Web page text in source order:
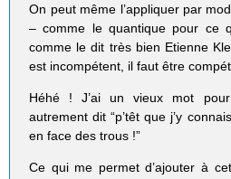
On peut même l’appliquer par
– comme le quantique pour ce
comme le dit très bien Etienne
est incompétent, il faut être
Héhé ! J’ai un vieux mot
autrement dit “p’têt que j’y
en face des trous !”
Ce qui me permet d’ajouter à